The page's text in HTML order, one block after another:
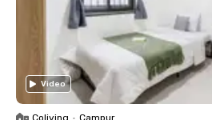
Video
Coliving • Campur